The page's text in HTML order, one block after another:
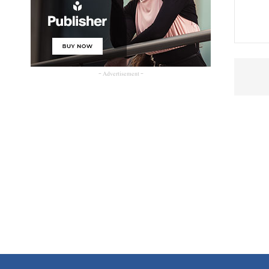
- Advertisement -